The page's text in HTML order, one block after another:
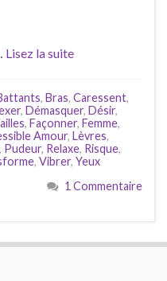
Lisez la suite
, Bras, Caressent,
, Démasquer, Désir,
, Façonner, Femme,
Amour, Lèvres,
, Pudeur, Relaxe, Risque,
, Vibrer, Yeux
1 Commentaire